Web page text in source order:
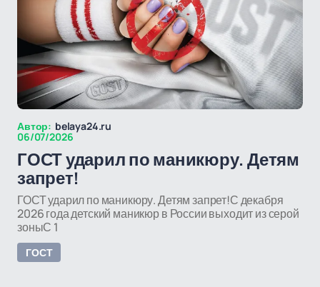
Автор: belaya24.ru
06/07/2026
ГОСТ ударил по маникюру. Детям
запрет!
ГОСТ ударил по маникюру. Детям запрет!С декабря
2026 года детский маникюр в России выходит из серой
зоныС 1
ГОСТ